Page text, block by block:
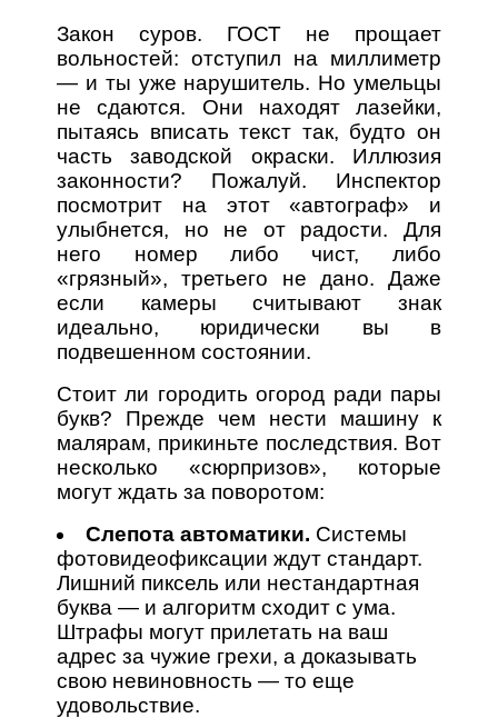
Закон суров. ГОСТ не прощает
вольностей: отступил на миллиметр
— и ты уже нарушитель. Но умельцы
не сдаются. Они находят лазейки,
пытаясь вписать текст так, будто он
часть заводской окраски. Иллюзия
законности? Пожалуй. Инспектор
посмотрит на этот «автограф» и
улыбнется, но не от радости. Для
него номер либо чист, либо
«грязный», третьего не дано. Даже
если камеры считывают знак
идеально, юридически вы в
подвешенном состоянии.
Стоит ли городить огород ради пары
букв? Прежде чем нести машину к
малярам, прикиньте последствия. Вот
несколько «сюрпризов», которые
могут ждать за поворотом:
Слепота автоматики. Системы
фотовидеофиксации ждут стандарт.
Лишний пиксель или нестандартная
буква — и алгоритм сходит с ума.
Штрафы могут прилетать на ваш
адрес за чужие грехи, а доказывать
свою невиновность — то еще
удовольствие.